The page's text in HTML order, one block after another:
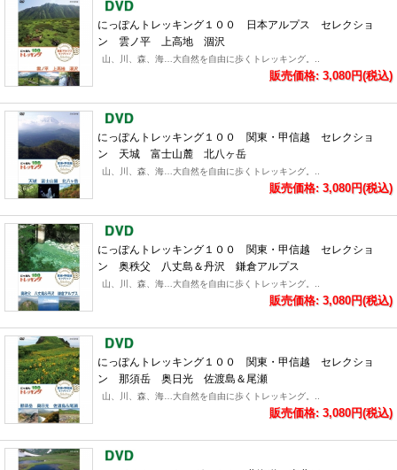
にっぽんトレッキング１００ 日本アルプス セレクショ
ン 雲ノ平 上高地 涸沢
山、川、森、海…大自然を自由に歩くトレッキング。..
販売価格: 3,080円(税込)
にっぽんトレッキング１００ 関東・甲信越 セレクショ
ン 天城 富士山麓 北八ヶ岳
山、川、森、海…大自然を自由に歩くトレッキング。..
販売価格: 3,080円(税込)
にっぽんトレッキング１００ 関東・甲信越 セレクショ
ン 奥秩父 八丈島＆丹沢 鎌倉アルプス
山、川、森、海…大自然を自由に歩くトレッキング。..
販売価格: 3,080円(税込)
にっぽんトレッキング１００ 関東・甲信越 セレクショ
ン 那須岳 奥日光 佐渡島＆尾瀬
山、川、森、海…大自然を自由に歩くトレッキング。..
販売価格: 3,080円(税込)